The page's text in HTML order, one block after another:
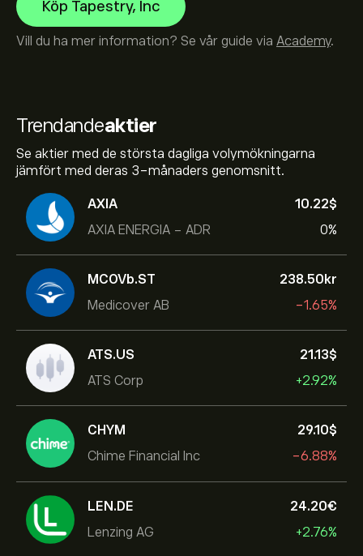
Trendandeaktier
Se aktier med de största dagliga volymökningarna
jämfört med deras 3-månaders genomsnitt.
AXIA
AXIA ENERGIA - ADR
10.22‎$‎
0%
MCOVb.ST
Medicover AB
238.50‎kr‎
-1.65%
ATS.US
ATS Corp
21.13‎$‎
+2.92%
CHYM
Chime Financial Inc
29.10‎$‎
-6.88%
LEN.DE
Lenzing AG
24.20‎€‎
+2.76%
Köp Tapestry, Inc
Vill du ha mer information? Se vår guide via Academy.